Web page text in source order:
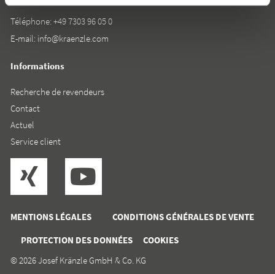
MENTIONS LÉGALES
CONDITIONS GÉNÉRALES DE VENTE
PROTECTION DES DONNÉES
COOKIES
Téléphone: +49 7303 96 05 0
E-mail: info@kraenzle.com
Informations
Recherche de revendeurs
Contact
Actuel
Service client
© 2026 Josef Kränzle GmbH & Co. KG